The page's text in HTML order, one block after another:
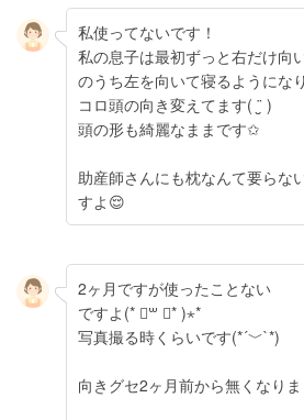
私使ってないです！
私の息子は最初ずっと右だけ向
のうち左を向いて寝るようにな
コロ頭の向き変えてます( ¨̮ )
頭の形も綺麗なままです✩
助産師さんにも枕なんて要らな
すよ😌
2ヶ月ですが使ったことない
ですよ(* ॑꒳ ॑* )⋆*
写真撮る時くらいです(*´﹀`*)
向きグセ2ヶ月前から無くなりま